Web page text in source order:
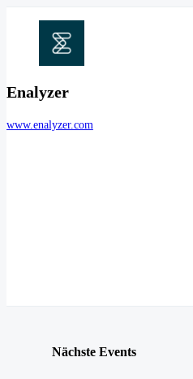
Enalyzer
www.enalyzer.com
Nächste Events